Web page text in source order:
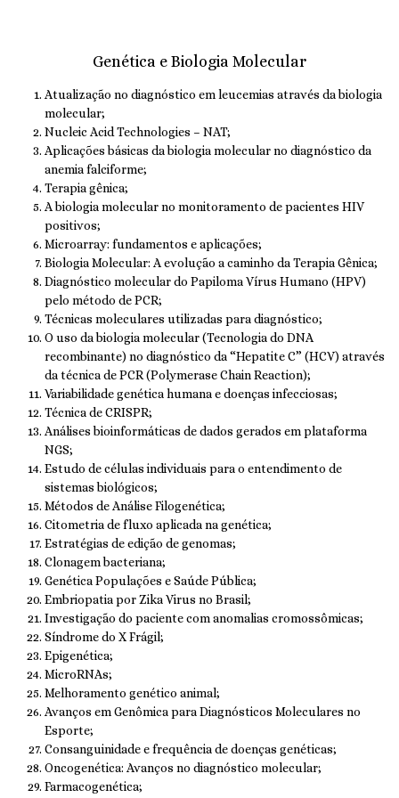
Genética e Biologia Molecular
Atualização no diagnóstico em leucemias através da biologia
molecular;
Nucleic Acid Technologies – NAT;
Aplicações básicas da biologia molecular no diagnóstico da
anemia falciforme;
Terapia gênica;
A biologia molecular no monitoramento de pacientes HIV
positivos;
Microarray: fundamentos e aplicações;
Biologia Molecular: A evolução a caminho da Terapia Gênica;
Diagnóstico molecular do Papiloma Vírus Humano (HPV)
pelo método de PCR;
Técnicas moleculares utilizadas para diagnóstico;
O uso da biologia molecular (Tecnologia do DNA
recombinante) no diagnóstico da “Hepatite C” (HCV) através
da técnica de PCR (Polymerase Chain Reaction);
Variabilidade genética humana e doenças infecciosas;
Técnica de CRISPR;
Análises bioinformáticas de dados gerados em plataforma
NGS;
Estudo de células individuais para o entendimento de
sistemas biológicos;
Métodos de Análise Filogenética;
Citometria de fluxo aplicada na genética;
Estratégias de edição de genomas;
Clonagem bacteriana;
Genética Populações e Saúde Pública;
Embriopatia por Zika Virus no Brasil;
Investigação do paciente com anomalias cromossômicas;
Síndrome do X Frágil;
Epigenética;
MicroRNAs;
Melhoramento genético animal;
Avanços em Genômica para Diagnósticos Moleculares no
Esporte;
Consanguinidade e frequência de doenças genéticas;
Oncogenética: Avanços no diagnóstico molecular;
Farmacogenética;